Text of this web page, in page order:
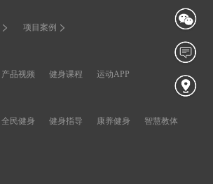
项目案例
产品视频 健身课程 运动APP
全民健身 健身指导 康养健身 智慧教体